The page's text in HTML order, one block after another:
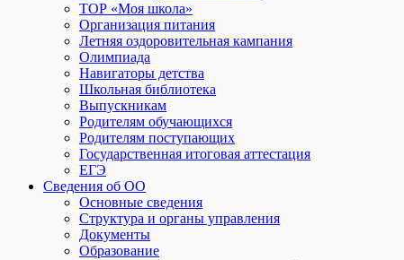
ТОР «Моя школа»
Организация питания
Летняя оздоровительная кампания
Олимпиада
Навигаторы детства
Школьная библиотека
Выпускникам
Родителям обучающихся
Родителям поступающих
Государственная итоговая аттестация
ЕГЭ
Сведения об ОО
Основные сведения
Структура и органы управления
Документы
Образование